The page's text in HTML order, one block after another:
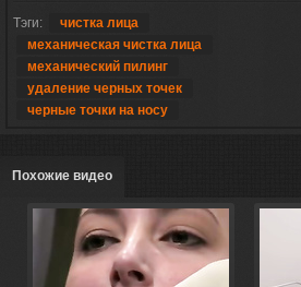
Тэги:
чистка лица
механическая чистка лица
механический пилинг
удаление черных точек
черные точки на носу
Похожие видео